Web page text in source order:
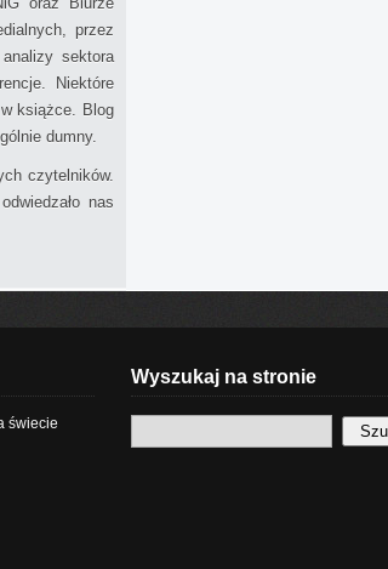
przez
sektora
Niektóre
książce. Blog
dumny.
czytelników.
nas
świecie
Wyszukaj na stronie